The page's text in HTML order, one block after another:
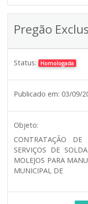
Pregão
Status: Homologada
Publicado em: 03/09/
Objeto:
CONTRATAÇÃO DE
SERVIÇOS DE
MOLEJOS PARA
MUNICIPAL DE